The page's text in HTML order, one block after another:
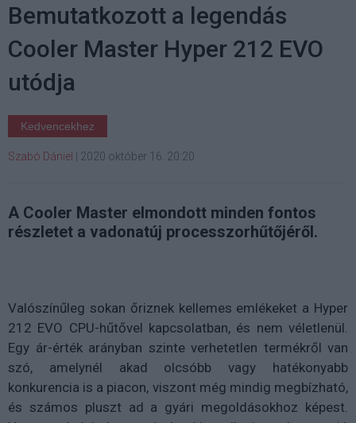
Bemutatkozott a legendás
Cooler Master Hyper 212 EVO
utódja
Kedvencekhez
Szabó Dániel | 2020 október 16. 20:20
A Cooler Master elmondott minden fontos
részletet a vadonatúj processzorhűtőjéről.
Valószínűleg sokan őriznek kellemes emlékeket a Hyper
212 EVO CPU-hűtővel kapcsolatban, és nem véletlenül.
Egy ár-érték arányban szinte verhetetlen termékről van
szó, amelynél akad olcsóbb vagy hatékonyabb
konkurencia is a piacon, viszont még mindig megbízható,
és számos pluszt ad a gyári megoldásokhoz képest.